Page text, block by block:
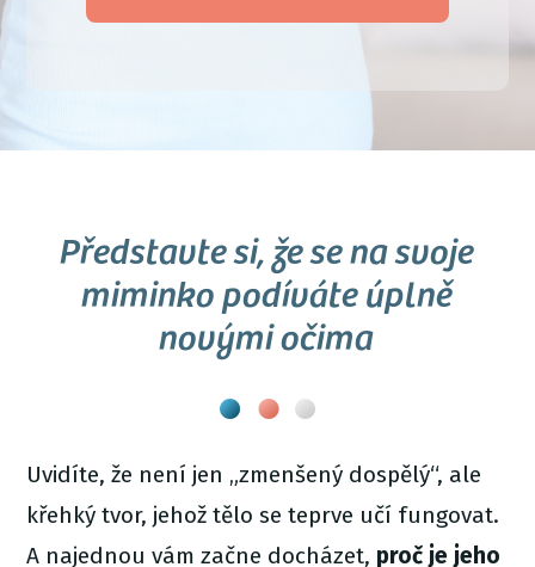
Představte si, že se na svoje
miminko podíváte úplně
novými očima
Uvidíte, že není jen „zmenšený dospělý“, ale
křehký tvor, jehož tělo se teprve učí fungovat.
A najednou vám začne docházet, proč je jeho